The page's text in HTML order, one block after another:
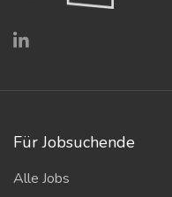
Für Jobsuchende
Alle Jobs